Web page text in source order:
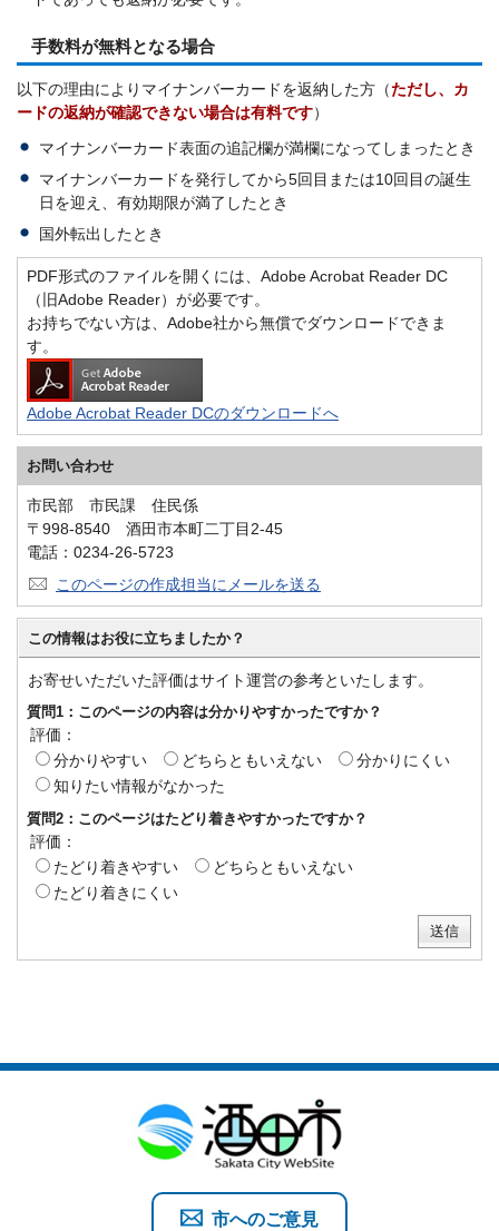
手数料が無料となる場合
以下の理由によりマイナンバーカードを返納した方（ただし、カ
ードの返納が確認できない場合は有料です）
マイナンバーカード表面の追記欄が満欄になってしまったとき
マイナンバーカードを発行してから5回目または10回目の誕生
日を迎え、有効期限が満了したとき
国外転出したとき
PDF形式のファイルを開くには、Adobe Acrobat Reader DC
（旧Adobe Reader）が必要です。
お持ちでない方は、Adobe社から無償でダウンロードできま
す。
Adobe Acrobat Reader DCのダウンロードへ
お問い合わせ
市民部 市民課 住民係
〒998-8540 酒田市本町二丁目2-45
電話：0234-26-5723
このページの作成担当にメールを送る
この情報はお役に立ちましたか？
お寄せいただいた評価はサイト運営の参考といたします。
質問1：このページの内容は分かりやすかったですか？
評価：
分かりやすい
どちらともいえない
分かりにくい
知りたい情報がなかった
質問2：このページはたどり着きやすかったですか？
評価：
たどり着きやすい
どちらともいえない
たどり着きにくい
市へのご意見